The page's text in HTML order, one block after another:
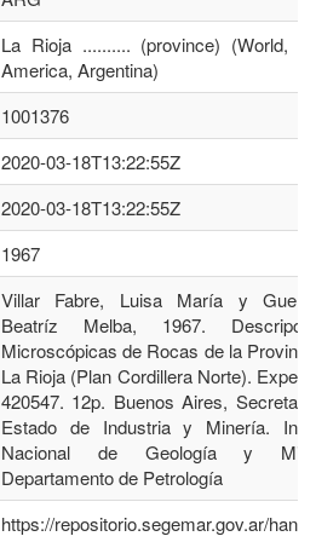
La Rioja .......... (province) (World,
America, Argentina)
1001376
2020-03-18T13:22:55Z
2020-03-18T13:22:55Z
1967
Villar Fabre, Luisa María y
Beatríz Melba, 1967.
Microscópicas de Rocas de la
La Rioja (Plan Cordillera Norte).
420547. 12p. Buenos Aires,
Estado de Industria y Minería.
Nacional de Geología y
Departamento de Petrología
https://repositorio.segemar.gov.ar/